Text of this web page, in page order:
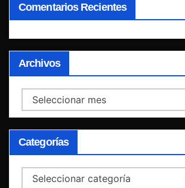
Comentarios Recientes
Archivos
Archivos
Categorías
Categorías